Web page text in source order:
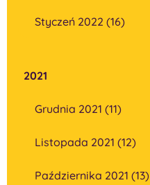
Styczeń 2022 (16)
2021
Grudnia 2021 (11)
Listopada 2021 (12)
Października 2021 (13)